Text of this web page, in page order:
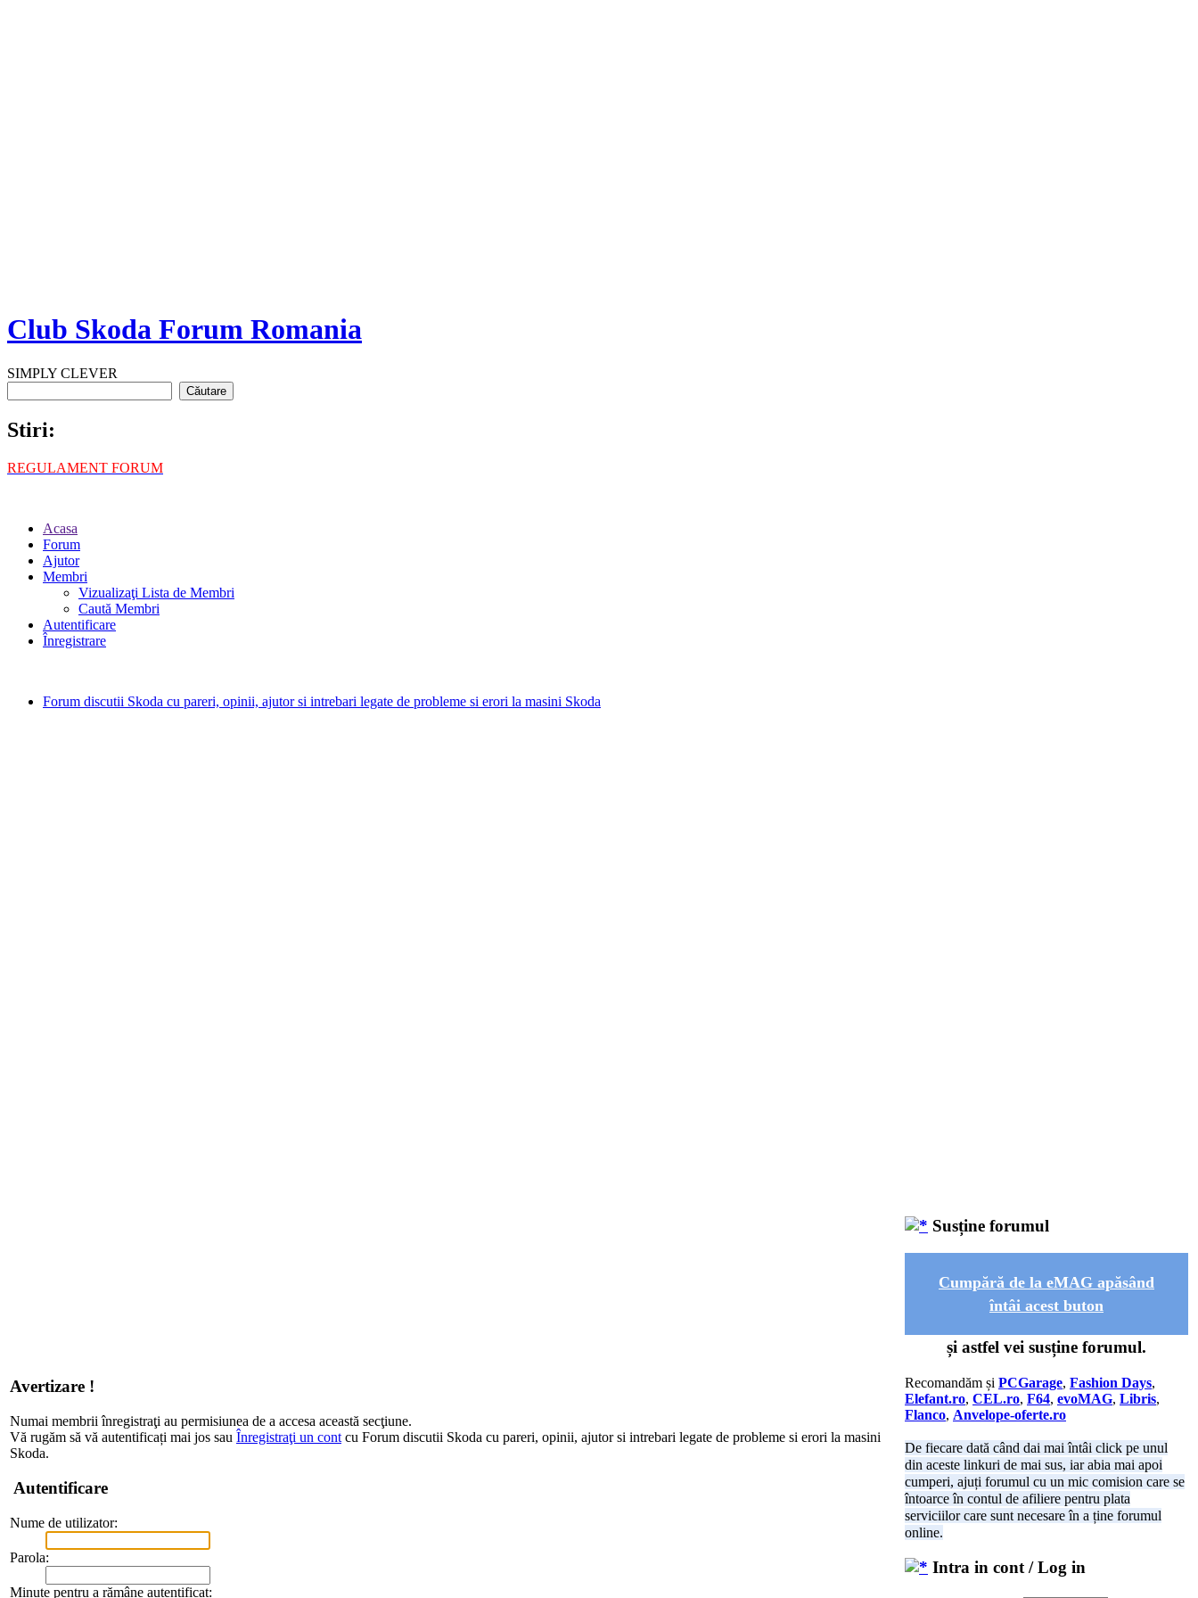
Club Skoda Forum Romania
SIMPLY CLEVER
Stiri:
REGULAMENT FORUM
Acasa
Forum
Ajutor
Membri
Vizualizaţi Lista de Membri
Caută Membri
Autentificare
Înregistrare
Forum discutii Skoda cu pareri, opinii, ajutor si intrebari legate de probleme si erori la masini Skoda
Avertizare !
Numai membrii înregistraţi au permisiunea de a accesa această secţiune.
Vă rugăm să vă autentificați mai jos sau Înregistraţi un cont cu Forum discutii Skoda cu pareri, opinii, ajutor si intrebari legate de probleme si erori la masini
Skoda.
Autentificare
Nume de utilizator:
Parola:
Minute pentru a rămâne autentificat:
Susține forumul
Cumpără de la eMAG apăsând
întâi acest buton
și astfel vei susține forumul.
Recomandăm și PCGarage, Fashion Days,
Elefant.ro, CEL.ro, F64, evoMAG, Libris,
Flanco, Anvelope-oferte.ro
De fiecare dată când dai mai întâi click pe unul
din aceste linkuri de mai sus, iar abia mai apoi
cumperi, ajuți forumul cu un mic comision care se
întoarce în contul de afiliere pentru plata
serviciilor care sunt necesare în a ține forumul
online.
Intra in cont / Log in